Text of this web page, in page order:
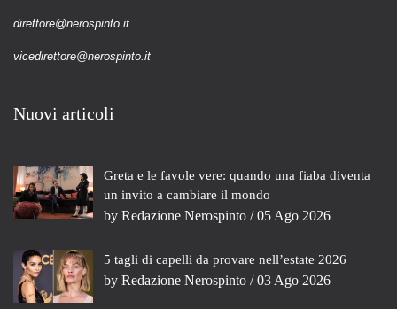
direttore@nerospinto.it
vicedirettore@nerospinto.it
Nuovi articoli
Greta e le favole vere: quando una fiaba diventa
un invito a cambiare il mondo
by Redazione Nerospinto / 05 Ago 2026
5 tagli di capelli da provare nell’estate 2026
by Redazione Nerospinto / 03 Ago 2026